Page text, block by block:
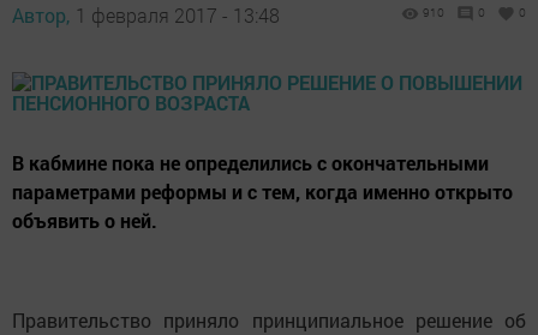
Автор, 1 февраля 2017 - 13:48 910 0 0
В кабмине пока не определились с окончательными
параметрами реформы и с тем, когда именно открыто
объявить о ней.
Правительство приняло принципиальное решение об